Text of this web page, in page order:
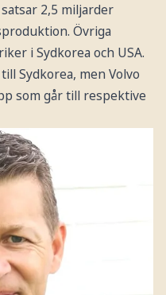
2,5 miljarder
Övriga
i Sydkorea och USA.
Sydkorea, men Volvo
som går till respektive